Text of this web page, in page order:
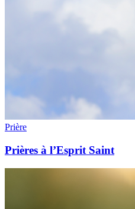
Prière
Prières à l’Esprit Saint